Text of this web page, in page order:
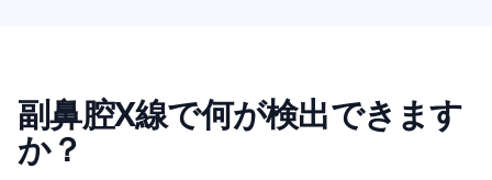
副鼻腔X線で何が検出できます
か？